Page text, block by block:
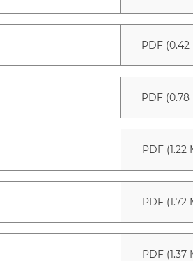
PDF (0.42
PDF (0.78
PDF (1.22
PDF (1.72
PDF (1.37